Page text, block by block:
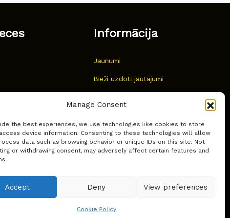
Manage Consent
the best experiences, we use technologies like cookies to store
device information. Consenting to these technologies will allow
data such as browsing behavior or unique IDs on this site. Not
or withdrawing consent, may adversely affect certain features and
Accept Deny View preferences
Cookie Policy
Informācija
Jaunumi
Bieži uzdoti jautājumi